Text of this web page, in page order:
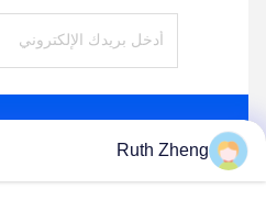
Ruth Zheng